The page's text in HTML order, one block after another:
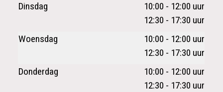
Dinsdag
10:00 - 12:00 uur
12:30 - 17:30 uur
Woensdag
10:00 - 12:00 uur
12:30 - 17:30 uur
Donderdag
10:00 - 12:00 uur
12:30 - 17:30 uur